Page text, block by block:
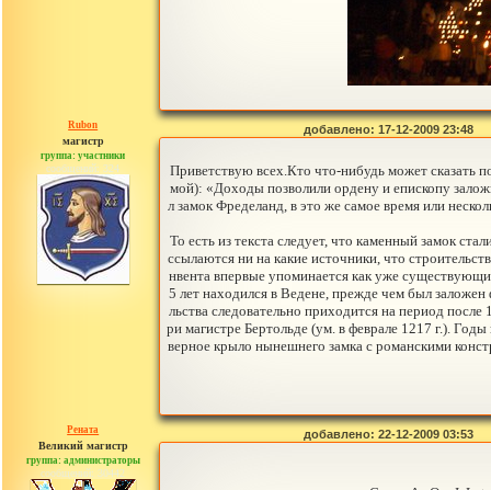
Rubon
магистр
группа: участники
сообщений: 324
добавлено: 17-12-2009 23:48
Приветствую всех.Кто что-нибудь может сказать
мой): «Доходы позволили ордену и епископу
л замок Фределанд, в это же самое время или
То есть из текста следует, что каменный замок
ссылаются ни на какие источники, что
нвента впервые упоминается как уже
5 лет находился в Ведене, прежде чем был
льства следовательно приходится на период
ри магистре Бертольде (ум. в феврале 1217 г.).
верное крыло нынешнего замка с романскими
Рената
Великий магистр
группа: администраторы
сообщений: 30442
добавлено: 22-12-2009 03:53